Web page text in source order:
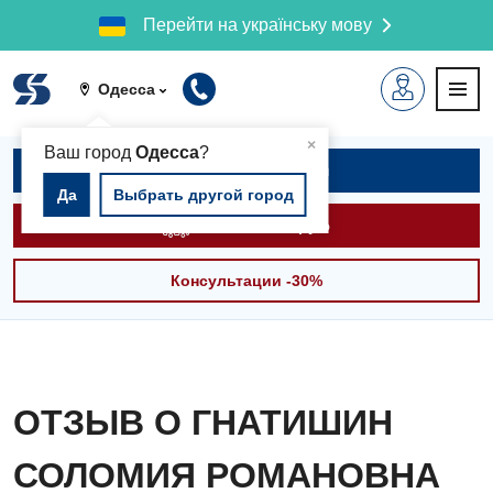
Перейти на українську мову
Одесса
×
Ваш город Одесса?
Да Выбрать другой город
Записаться на приём
Вызвать скорую
Консультации -30%
ОТЗЫВ О ГНАТИШИН
СОЛОМИЯ РОМАНОВНА